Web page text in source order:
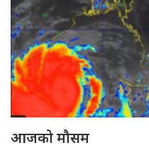
आजको मौसम